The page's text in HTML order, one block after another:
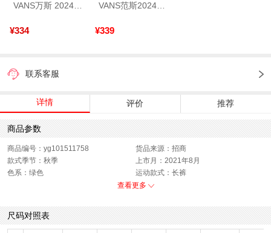
VANS万斯 2024年新款中性OldSkool帆布鞋/硫化鞋VN000D3HY28（延续款）
¥334 ¥339
联系客服
详情 评价 推荐
商品参数
商品编号：yg101511758
货品来源：招商
款式季节：秋季
上市月：2021年8月
色系：绿色
运动款式：长裤
销售季：21Q3
查看更多
尺码对照表